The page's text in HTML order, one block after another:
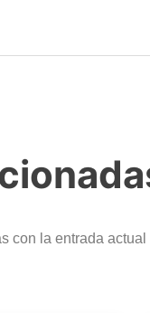
con la entrada actual